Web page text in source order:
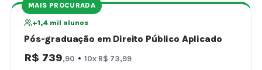
MAIS PROCURADA
+1,4 mil alunos
Pós-graduação em Direito Público Aplicado
R$ 739,90 · 10x R$ 73,99